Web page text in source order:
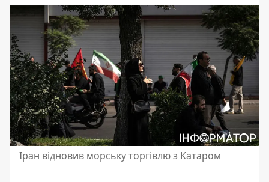
Іран відновив морську торгівлю з Катаром